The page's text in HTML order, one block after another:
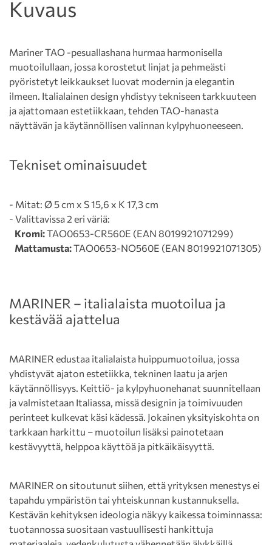
Kuvaus
Mariner TAO -pesuallashana hurmaa harmonisella
muotoilullaan, jossa korostetut linjat ja pehmeästi
pyöristetyt leikkaukset luovat modernin ja elegantin
ilmeen. Italialainen design yhdistyy tekniseen tarkkuuteen
ja ajattomaan estetiikkaan, tehden TAO-hanasta
näyttävän ja käytännöllisen valinnan kylpyhuoneeseen.
Tekniset ominaisuudet
- Mitat: Ø 5 cm x S 15,6 x K 17,3 cm
- Valittavissa 2 eri väriä:
Kromi:TAO0653-CR560E (EAN 8019921071299)
Mattamusta:TAO0653-NO560E (EAN 8019921071305)
MARINER – italialaista muotoilua ja
kestävää ajattelua
MARINER edustaa italialaista huippumuotoilua, jossa
yhdistyvät ajaton estetiikka, tekninen laatu ja arjen
käytännöllisyys. Keittiö- ja kylpyhuonehanat suunnitellaan
ja valmistetaan Italiassa, missä designin ja toimivuuden
perinteet kulkevat käsi kädessä. Jokainen yksityiskohta on
tarkkaan harkittu – muotoilun lisäksi painotetaan
kestävyyttä, helppoa käyttöä ja pitkäikäisyyttä.
MARINER on sitoutunut siihen, että yrityksen menestys ei
tapahdu ympäristön tai yhteiskunnan kustannuksella.
Kestävän kehityksen ideologia näkyy kaikessa toiminnassa:
tuotannossa suositaan vastuullisesti hankittuja